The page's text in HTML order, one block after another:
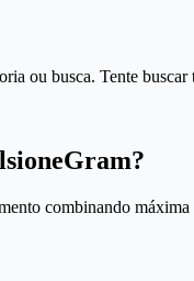
ou busca. Tente
combinando